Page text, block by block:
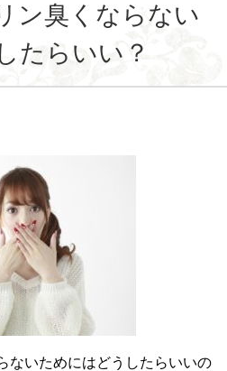
ン臭くならない
たらいい？
ないためにはどうしたらいいの